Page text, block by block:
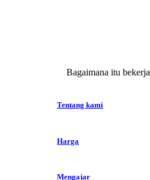
Bagaimana itu bekerja
Tentang kami
Harga
Mengajar